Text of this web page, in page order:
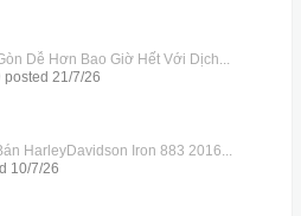
Dễ Hơn Bao Giờ Hết Với Dịch...
posted 21/7/26
HarleyDavidson Iron 883 2016...
10/7/26